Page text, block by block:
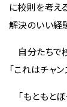
に校則を考え
解決のいい経
自分たちで
「これはチャン
「もともと